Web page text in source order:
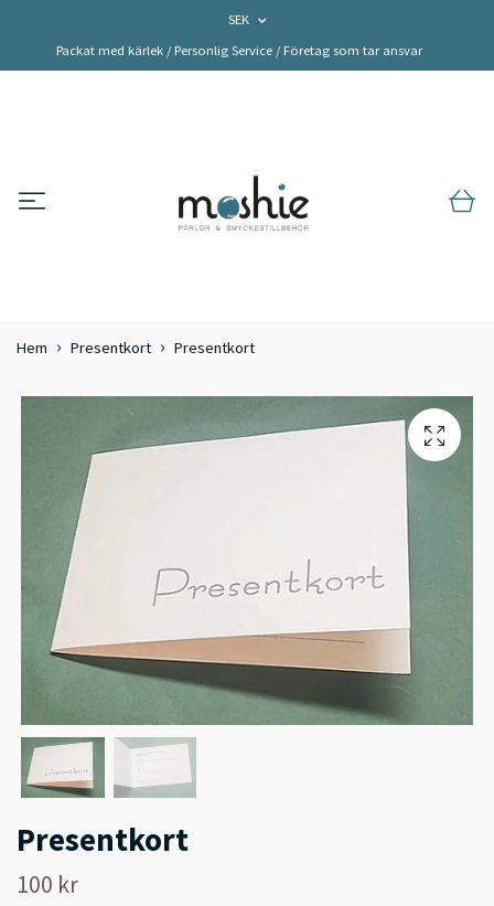
SEK
Packat med kärlek / Personlig Service / Företag som tar ansvar
Hem Presentkort Presentkort
Presentkort
100 kr